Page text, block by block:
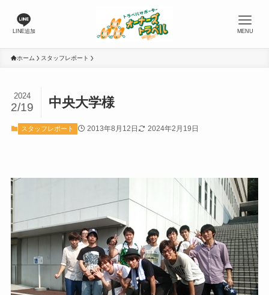
LINE追加 MENU
ホーム スタッフレポート
中央大学様
2024
2/19
スタッフレポート 2013年8月12日 2024年2月19日